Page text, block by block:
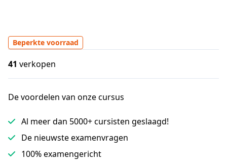
Beperkte voorraad
41 verkopen
De voordelen van onze cursus
Al meer dan 5000+ cursisten geslaagd!
De nieuwste examenvragen
100% examengericht